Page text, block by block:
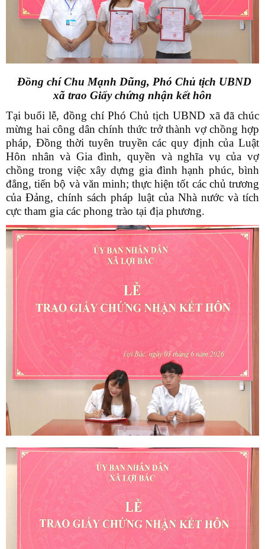
Đồng chí Chu Mạnh Dũng, Phó Chủ tịch UBND
xã trao Giấy chứng nhận kết hôn
Tại buổi lễ, đồng chí Phó Chủ tịch UBND xã đã chúc
mừng hai công dân chính thức trở thành vợ chồng hợp
pháp, Đồng thời tuyên truyền các quy định của Luật
Hôn nhân và Gia đình, quyền và nghĩa vụ của vợ
chồng trong việc xây dựng gia đình hạnh phúc, bình
đẳng, tiến bộ và văn minh; thực hiện tốt các chủ trương
của Đảng, chính sách pháp luật của Nhà nước và tích
cực tham gia các phong trào tại địa phương.